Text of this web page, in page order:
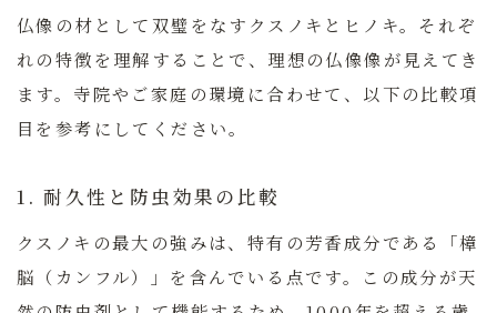
仏像の材として双璧をなすクスノキとヒノキ。それぞ
れの特徴を理解することで、理想の仏像像が見えてき
ます。寺院やご家庭の環境に合わせて、以下の比較項
目を参考にしてください。
1. 耐久性と防虫効果の比較
クスノキの最大の強みは、特有の芳香成分である「樟
脳（カンフル）」を含んでいる点です。
この成分が天